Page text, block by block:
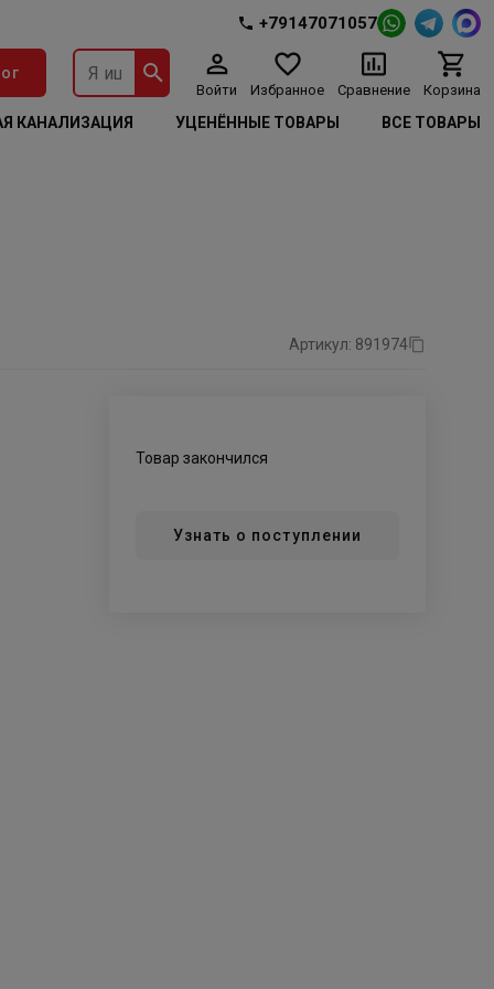
+79147071057
Войти Избранное Сравнение Корзина
КАНАЛИЗАЦИЯ УЦЕНЁННЫЕ ТОВАРЫ ВСЕ ТОВАРЫ
Артикул: 891974
Товар закончился
Узнать о поступлении